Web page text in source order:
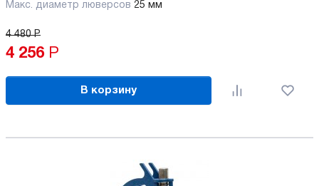
Макс. диаметр люверсов 25 мм
4 480 Р
4 256 Р
В корзину